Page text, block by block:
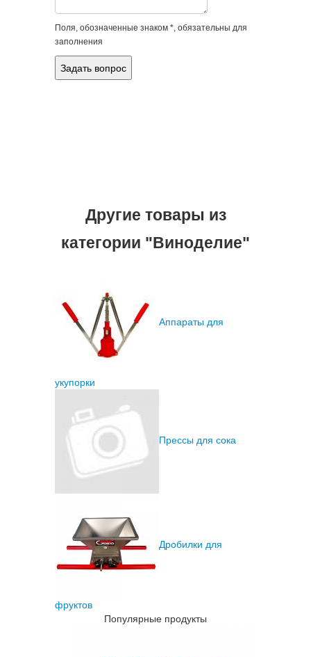
Поля, обозначенные знаком *, обязательны для
заполнения
Другие товары из
категории "Виноделие"
Аппараты для
укупорки
Прессы для сока
Дробилки для
фруктов
Популярные продукты